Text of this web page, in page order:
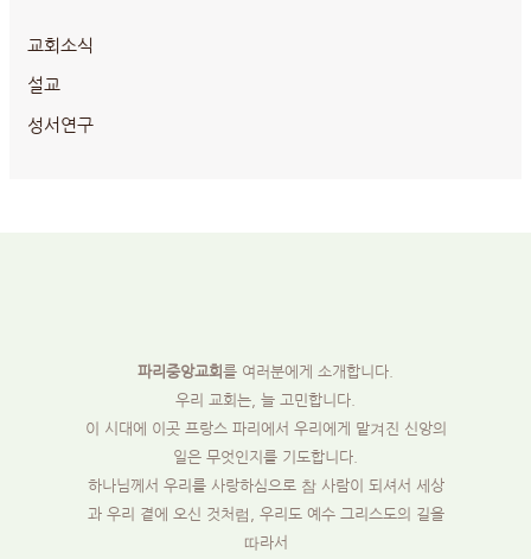
교회소식
설교
성서연구
파리중앙교회를 여러분에게 소개합니다.
우리 교회는, 늘 고민합니다.
이 시대에 이곳 프랑스 파리에서 우리에게 맡겨진 신앙의
일은 무엇인지를 기도합니다.
하나님께서 우리를 사랑하심으로 참 사람이 되셔서 세상
과 우리 곁에 오신 것처럼, 우리도 예수 그리스도의 길을
따라서